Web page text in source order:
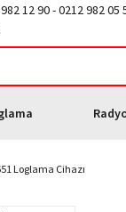
12 90 - 0212 982 05
Loglama Cihazı